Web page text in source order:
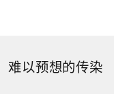
难以预想的传染